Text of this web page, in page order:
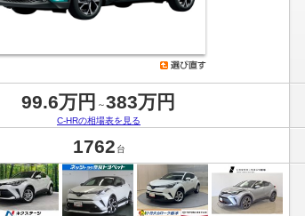
99.6万円 ～383万円
C-HRの相場表を見る
1762 台